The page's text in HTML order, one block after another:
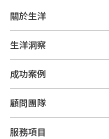
關於生洋
生洋洞察
成功案例
顧問團隊
服務項目